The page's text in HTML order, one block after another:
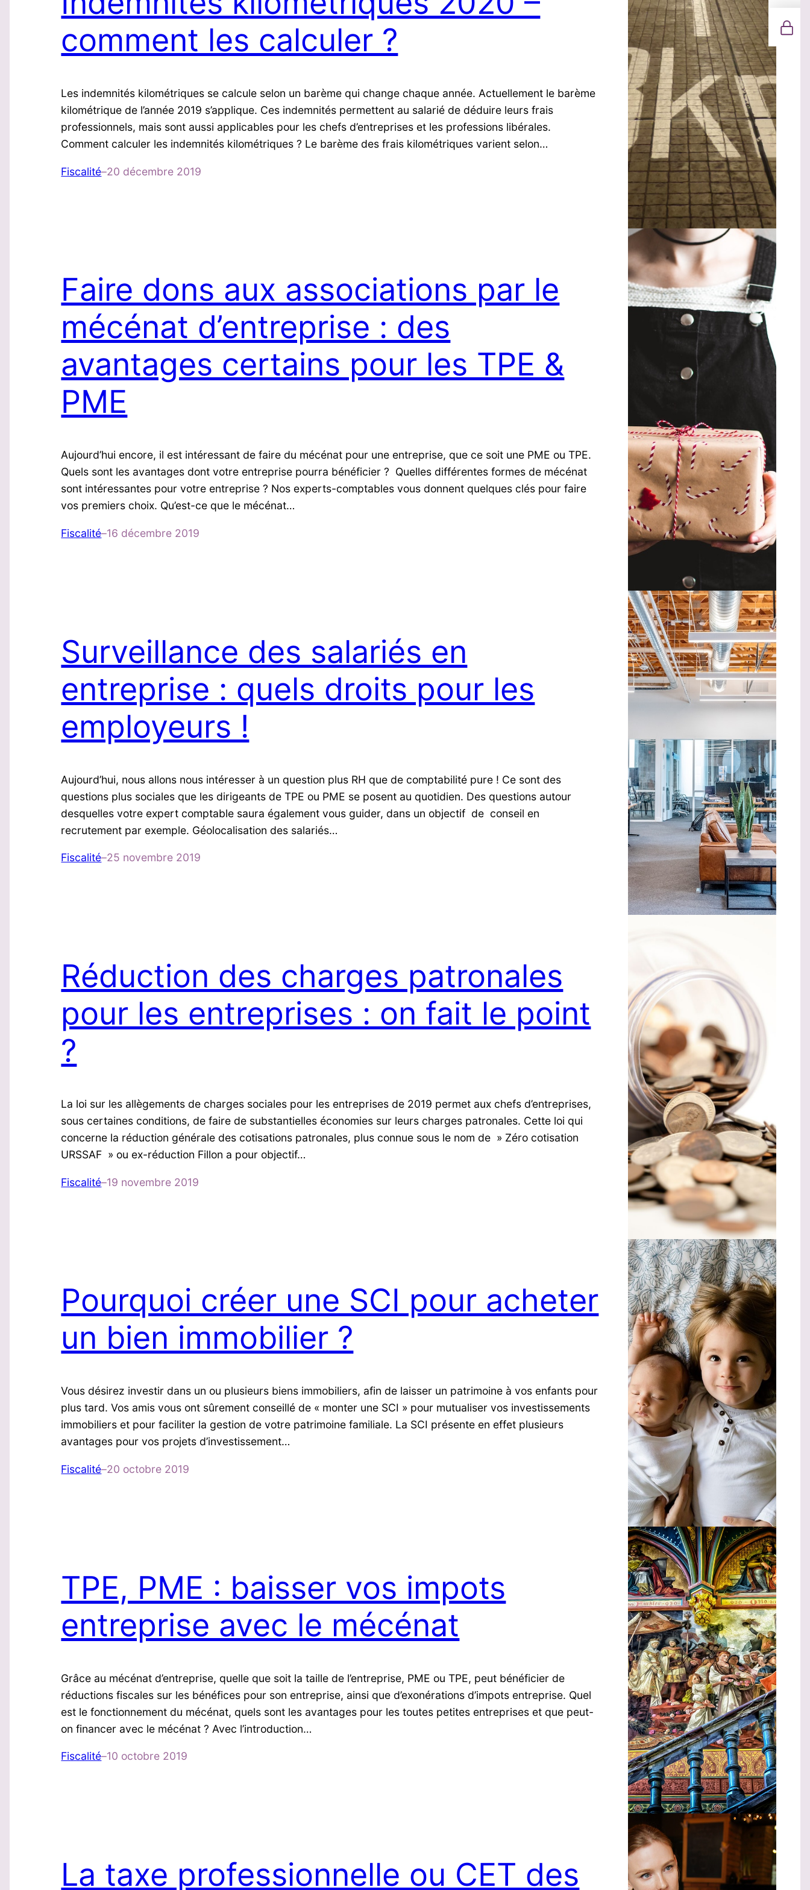
comment les calculer ?
Les indemnités kilométriques se calcule selon un barème qui change chaque année. Actuellement le barème
kilométrique de l’année 2019 s’applique. Ces indemnités permettent au salarié de déduire leurs frais
professionnels, mais sont aussi applicables pour les chefs d’entreprises et les professions libérales.
Comment calculer les indemnités kilométriques ? Le barème des frais kilométriques varient selon…
Fiscalité–20 décembre 2019
Faire dons aux associations par le
mécénat d’entreprise : des
avantages certains pour les TPE &
PME
Aujourd’hui encore, il est intéressant de faire du mécénat pour une entreprise, que ce soit une PME ou TPE.
Quels sont les avantages dont votre entreprise pourra bénéficier ? Quelles différentes formes de mécénat
sont intéressantes pour votre entreprise ? Nos experts-comptables vous donnent quelques clés pour faire
vos premiers choix. Qu’est-ce que le mécénat…
Fiscalité–16 décembre 2019
Surveillance des salariés en
entreprise : quels droits pour les
employeurs !
Aujourd’hui, nous allons nous intéresser à un question plus RH que de comptabilité pure ! Ce sont des
questions plus sociales que les dirigeants de TPE ou PME se posent au quotidien. Des questions autour
desquelles votre expert comptable saura également vous guider, dans un objectif de conseil en
recrutement par exemple. Géolocalisation des salariés…
Fiscalité–25 novembre 2019
Réduction des charges patronales
pour les entreprises : on fait le point
?
La loi sur les allègements de charges sociales pour les entreprises de 2019 permet aux chefs d’entreprises,
sous certaines conditions, de faire de substantielles économies sur leurs charges patronales. Cette loi qui
concerne la réduction générale des cotisations patronales, plus connue sous le nom de » Zéro cotisation
URSSAF » ou ex-réduction Fillon a pour objectif…
Fiscalité–19 novembre 2019
Pourquoi créer une SCI pour acheter
un bien immobilier ?
Vous désirez investir dans un ou plusieurs biens immobiliers, afin de laisser un patrimoine à vos enfants pour
plus tard. Vos amis vous ont sûrement conseillé de « monter une SCI » pour mutualiser vos investissements
immobiliers et pour faciliter la gestion de votre patrimoine familiale. La SCI présente en effet plusieurs
avantages pour vos projets d’investissement…
Fiscalité–20 octobre 2019
TPE, PME : baisser vos impots
entreprise avec le mécénat
Grâce au mécénat d’entreprise, quelle que soit la taille de l’entreprise, PME ou TPE, peut bénéficier de
réductions fiscales sur les bénéfices pour son entreprise, ainsi que d’exonérations d’impots entreprise. Quel
est le fonctionnement du mécénat, quels sont les avantages pour les toutes petites entreprises et que peut-
on financer avec le mécénat ? Avec l’introduction…
Fiscalité–10 octobre 2019
La taxe professionnelle ou CET des